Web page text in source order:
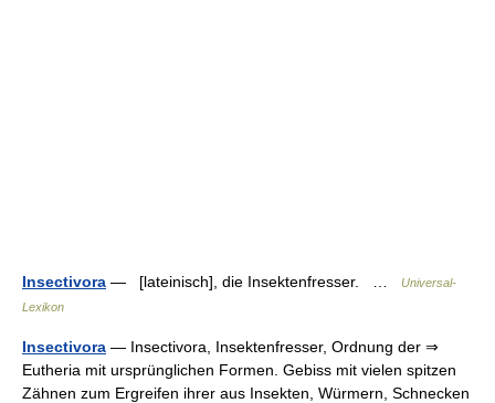
Insectivora — [lateinisch], die Insektenfresser. …
Universal-
Lexikon
Insectivora — Insectivora, Insektenfresser, Ordnung der ⇒
Eutheria mit ursprünglichen Formen. Gebiss mit vielen spitzen
Zähnen zum Ergreifen ihrer aus Insekten, Würmern, Schnecken